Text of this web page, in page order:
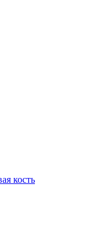
кость